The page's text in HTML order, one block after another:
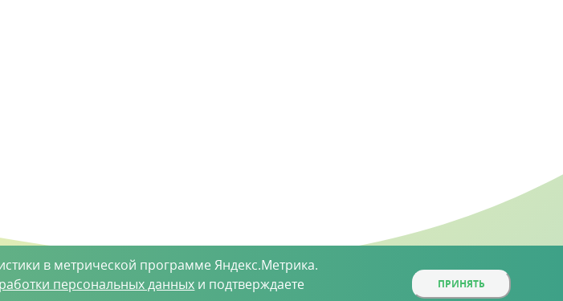
в метрической программе Яндекс.Метрика.
персональных данных и подтверждаете
ПРИНЯТЬ